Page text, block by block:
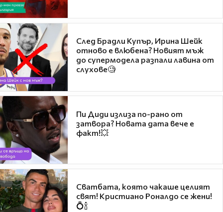
След Брадли Купър, Ирина Шейк
отново е влюбена? Новият мъж
до супермодела разпали лавина от
слухове🧐
Пи Диди излиза по-рано от
затвора? Новата дата вече е
факт!💥
Сватбата, която чакаше целият
свят! Кристиано Роналдо се жени!
💍🍾